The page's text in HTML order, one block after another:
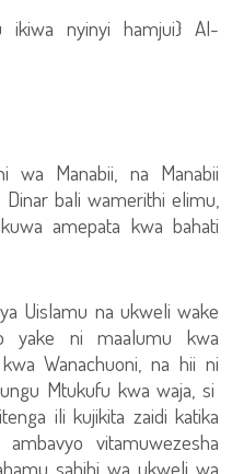
ikiwa nyinyi hamjui} Al-
wa Manabii, na Manabii
bali wamerithi elimu,
amepata kwa bahati
Uislamu na ukweli wake
yake ni maalumu kwa
Wanachuoni, na hii ni
Mtukufu kwa waja, si
ili kujikita zaidi katika
vitamuwezesha
sahihi wa ukweli wa